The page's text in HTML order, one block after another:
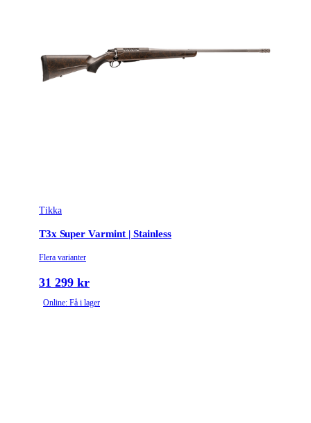
Tikka
T3x Super Varmint | Stainless
Flera varianter
31 299 kr
Online: Få i lager